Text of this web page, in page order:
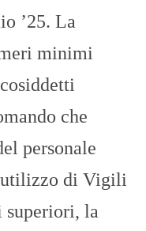
’25. La
minimi
che
personale
di Vigili
superiori, la